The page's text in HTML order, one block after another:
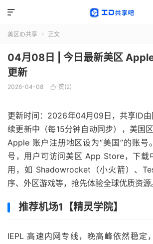

美区ID共享  正文
04月08日 | 今日最新美区
更新
2026-04-08  赞(2)
更新时间：2026年04月09日，共享ID
续更新中（每15分钟自动同步），美国
Apple 账户注册地区设为“美国”的账号
号，用户可访问美区 App Store，下载
用，如 Shadowrocket（小火箭）、
序、外区游戏等，抢先体验全球优质资源
推荐机场1【精灵学院】
IEPL 高速内网专线，晚高峰依然稳定